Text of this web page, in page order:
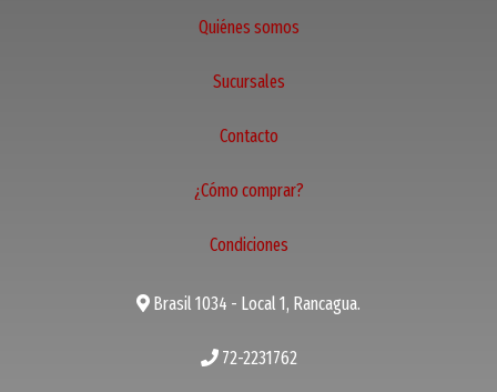
Quiénes somos
Sucursales
Contacto
¿Cómo comprar?
Condiciones
Brasil 1034 - Local 1, Rancagua.
72-2231762